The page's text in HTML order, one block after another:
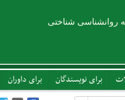
روانشناسی شناختی
برای نویسندگان برای داوران